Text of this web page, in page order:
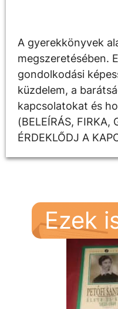
A gyerekkönyvek
megszeretésében.
gondolkodási
küzdelem, a
kapcsolatokat és
(BELEÍRÁS, FIRKA,
ÉRDEKLŐDJ A
Ezek